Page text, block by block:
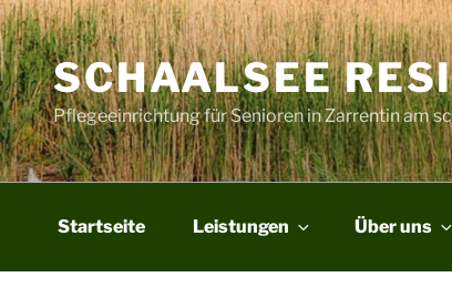
Zum
Inhalt
springenSCHAALSEE
Pflegeeinrichtung für Senioren in Zarrentin am
Startseite Leistungen Über uns